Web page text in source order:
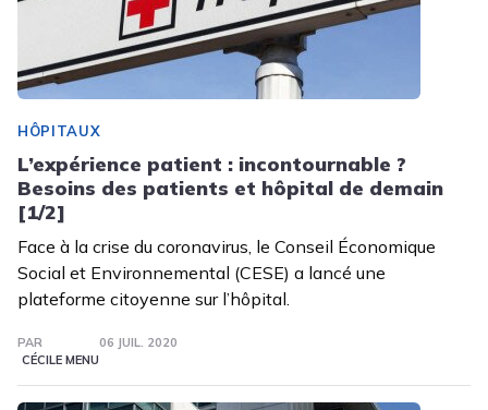
HÔPITAUX
L’expérience patient : incontournable ?
Besoins des patients et hôpital de demain
[1/2]
Face à la crise du coronavirus, le Conseil Économique
Social et Environnemental (CESE) a lancé une
plateforme citoyenne sur l’hôpital.
PAR
CÉCILE MENU
06 JUIL. 2020